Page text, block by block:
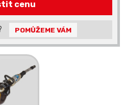
cenu
POMŮŽEME VÁM